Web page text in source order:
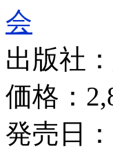
会
出版社：
価格：
発売日